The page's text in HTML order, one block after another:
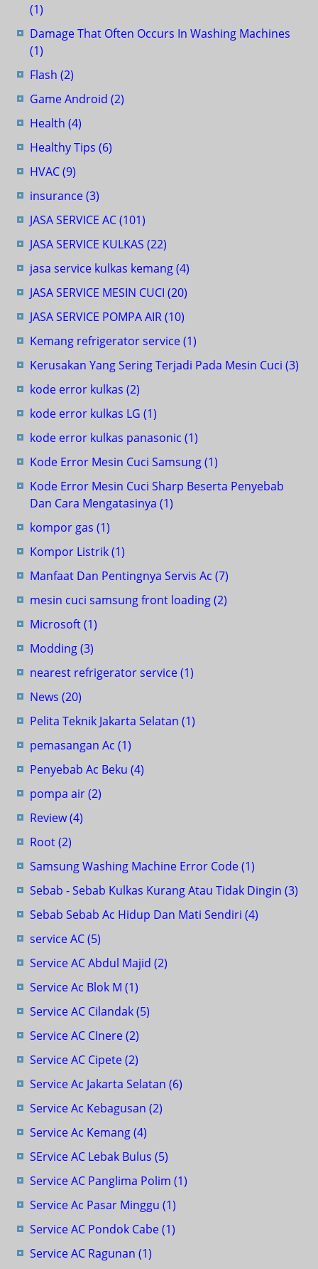
(1)
Damage That Often Occurs In Washing Machines
(1)
Flash (2)
Game Android (2)
Health (4)
Healthy Tips (6)
HVAC(9)
insurance(3)
JASA SERVICE AC(101)
JASA SERVICE KULKAS (22)
jasa service kulkas kemang(4)
JASA SERVICE MESIN CUCI (20)
JASA SERVICE POMPA AIR(10)
Kemang refrigerator service(1)
Kerusakan Yang Sering Terjadi Pada Mesin Cuci (3)
kode error kulkas (2)
kode error kulkas LG (1)
kode error kulkas panasonic (1)
Kode Error Mesin Cuci Samsung(1)
Kode Error Mesin Cuci Sharp Beserta Penyebab
Dan Cara Mengatasinya (1)
kompor gas (1)
Kompor Listrik(1)
Manfaat Dan Pentingnya Servis Ac (7)
mesin cuci samsung front loading(2)
Microsoft(1)
Modding(3)
nearest refrigerator service(1)
News (20)
Pelita Teknik Jakarta Selatan (1)
pemasangan Ac (1)
Penyebab Ac Beku (4)
pompa air(2)
Review(4)
Root(2)
Samsung Washing Machine Error Code(1)
Sebab - Sebab Kulkas Kurang Atau Tidak Dingin (3)
Sebab Sebab Ac Hidup Dan Mati Sendiri (4)
service AC(5)
Service AC Abdul Majid (2)
Service Ac Blok M (1)
Service AC Cilandak(5)
Service AC CInere(2)
Service AC Cipete(2)
Service Ac Jakarta Selatan (6)
Service Ac Kebagusan (2)
Service Ac Kemang(4)
SErvice AC Lebak Bulus (5)
Service AC Panglima Polim (1)
Service Ac Pasar Minggu (1)
Service AC Pondok Cabe(1)
Service AC Ragunan (1)